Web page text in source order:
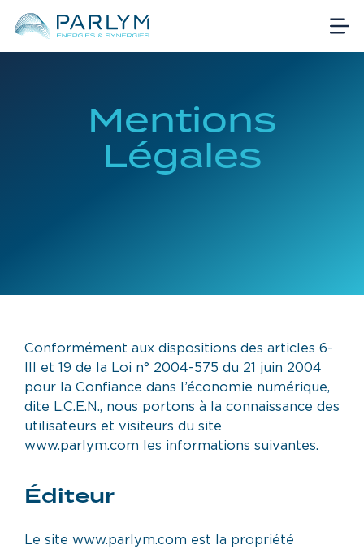
Mentions
Légales
Conformément aux dispositions des articles 6-
III et 19 de la Loi n° 2004-575 du 21 juin 2004
pour la Confiance dans l’économie numérique,
dite L.C.E.N., nous portons à la connaissance des
utilisateurs et visiteurs du site
www.parlym.com les informations suivantes.
Éditeur
Le site www.parlym.com est la propriété